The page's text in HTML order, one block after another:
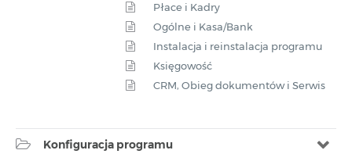
Płace i Kadry
Ogólne i Kasa/Bank
Instalacja i reinstalacja programu
Księgowość
CRM, Obieg dokumentów i Serwis
Konfiguracja programu